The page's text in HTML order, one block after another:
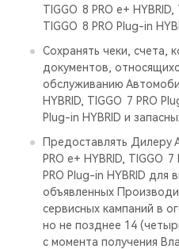
TIGGO 8 PRO е+
TIGGO 8 PRO Plug-in
Сохранять чеки, счета,
документов,
обслуживанию
HYBRID, TIGGO 7 PRO
Plug-in HYBRID и
Предоставлять Дилеру
PRO е+ HYBRID, TIGGO
PRO Plug-in HYBRID для
объявленных
сервисных кампаний в
но не позднее 14
с момента получения